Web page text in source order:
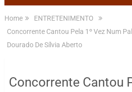
Home
ENTRETENIMENTO
Concorrente Cantou Pela 1º Vez Num
Dourado De Sílvia Aberto
Concorrente Cantou